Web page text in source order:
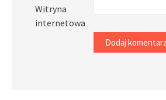
Witryna
internetowa